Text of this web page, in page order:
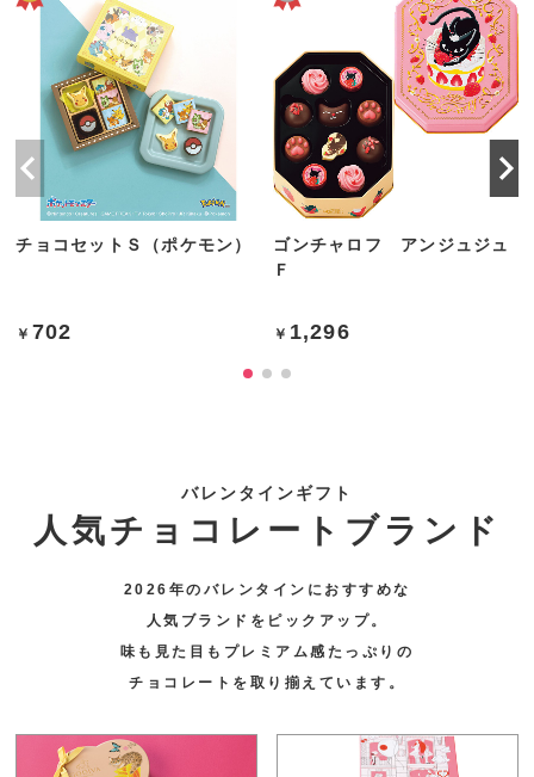
チョコセットＳ（ポケモン）
702
ゴンチャロフ アンジュジュ
Ｆ
1,296
バレンタインギフト
人気チョコレートブランド
2026年のバレンタインにおすすめな
人気ブランドをピックアップ。
味も見た目もプレミアム感たっぷりの
チョコレートを取り揃えています。